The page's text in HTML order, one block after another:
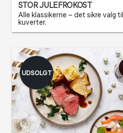
STOR JULEFROKOST
Alle klassikerne – det sikre valg
kuverter.
UDSOLGT